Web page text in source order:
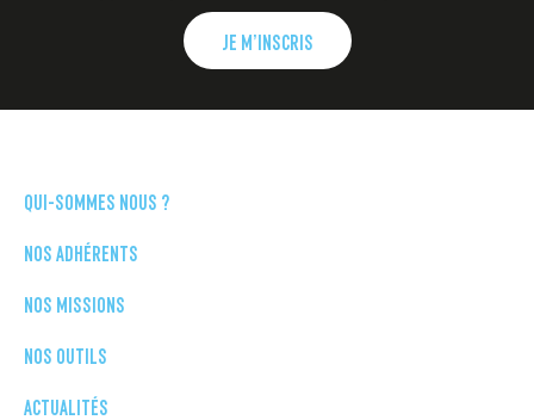
JE M’INSCRIS
QUI-SOMMES NOUS ?
NOS ADHÉRENTS
NOS MISSIONS
NOS OUTILS
ACTUALITÉS